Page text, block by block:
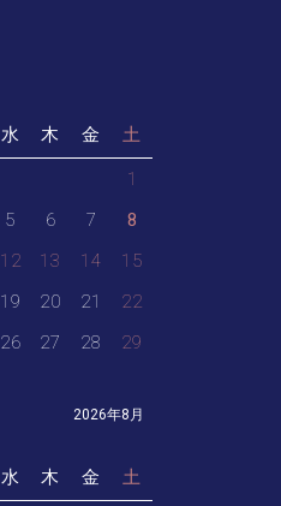
2026年8月
水 木 金 土
1
5 6 7
8
12 13 14
15
19 20 21
22
26 27 28
29
水 木 金 土